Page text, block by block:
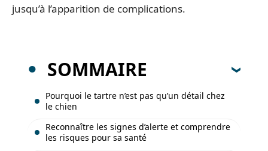
jusqu’à l’apparition de complications.
SOMMAIRE
Pourquoi le tartre n’est pas qu’un détail chez
le chien
Reconnaître les signes d’alerte et comprendre
les risques pour sa santé